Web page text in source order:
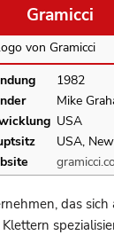
Gramicci
1982
Mike
USA
USA,
das